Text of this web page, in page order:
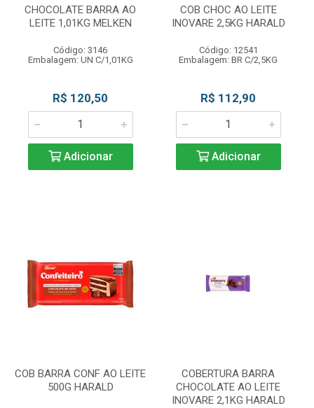
CHOCOLATE BARRA AO
LEITE 1,01KG MELKEN
Código: 3146
Embalagem: UN C/1,01KG
R$ 120,50
Adicionar
COB CHOC AO LEITE
INOVARE 2,5KG HARALD
Código: 12541
Embalagem: BR C/2,5KG
R$ 112,90
Adicionar
COB BARRA CONF AO LEITE
500G HARALD
COBERTURA BARRA
CHOCOLATE AO LEITE
INOVARE 2,1KG HARALD